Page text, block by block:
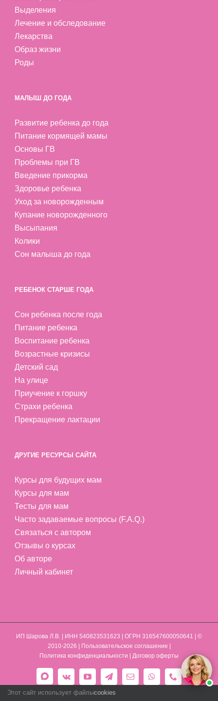
Выделения
Лечение и обследование
Лекарства
Образ жизни
Роды
МАЛЫШ ДО ГОДА
Развитие ребенка до года
Питание кормящей мамы
Основы ГВ
Проблемы при ГВ
Введение прикорма
Здоровье ребенка
Уход за новорожденным
Купание новорожденного
Высыпания
Колики
Сон малыша до года
РЕБЕНОК СТАРШЕ ГОДА
Сон ребенка после года
Питание ребенка
Воспитание ребенка
Возрастные кризисы
Детский сад
На улице
Приучение к горшку
Страхи ребенка
Прекращение лактации
ДРУГИЕ РЕСУРСЫ САЙТА
Курсы для будущих мам
Курсы для мам
Тесты для мам
Часто задаваемые вопросы (F.A.Q.)
Связаться с автором
Отзывы о курсах
Об авторе
Личный кабинет
ИП Шарова Л.В. | ИНН 540823531623 | ОГРН 316547600050641 | ©
2010-2026 |
Пользовательское соглашение
Политика конфиденциальности
Договор оферты
Max Vk YouTubeTelegramEmail WhatsApp
Phone
Этот сайт использует файлыcookies